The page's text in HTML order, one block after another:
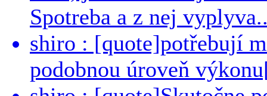
Spotreba a z nej
shiro : [quote]potřebují
podobnou úroveň